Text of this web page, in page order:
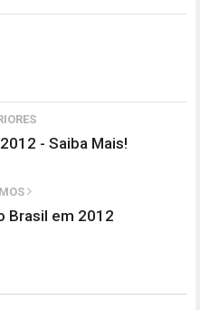
- Saiba Mais!
Brasil em 2012